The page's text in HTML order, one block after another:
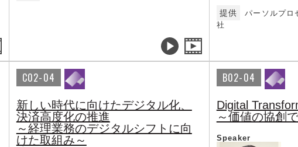
提供
パーソルプロ
社
C02-04
新しい時代に向けたデジタル化、
決済高度化の推進
～経理業務のデジタルシフトに向
けた取組み～
B02-04
Digital
～価値の協創
Speaker